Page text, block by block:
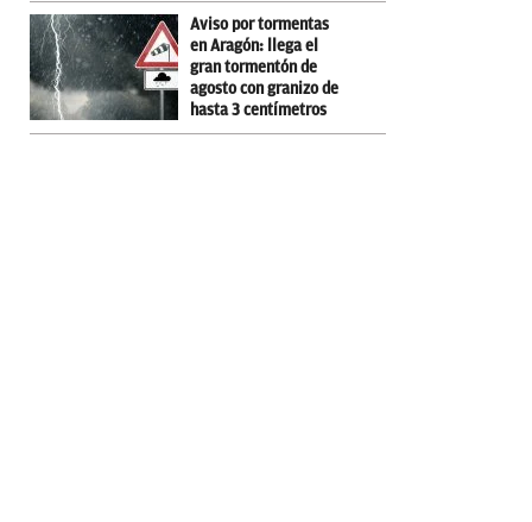
Aviso por tormentas
en Aragón: llega el
gran tormentón de
agosto con granizo de
hasta 3 centímetros